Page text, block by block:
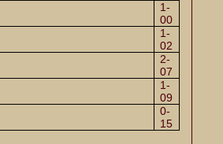
1-
00
1-
02
2-
07
1-
09
0-
15